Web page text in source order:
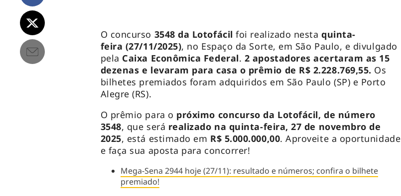
O concurso 3548 da Lotofácil foi realizado nestaquinta-
feira (27/11/2025), no Espaço da Sorte, em São Paulo, e divulgado
pela Caixa Econômica Federal. 2 apostadores acertaram as 15
dezenas e levaram para casa o prêmio de R$ 2.228.769,55. Os
bilhetes premiados foram adquiridos em São Paulo (SP) e Porto
Alegre (RS).
O prêmio para o próximo concurso da Lotofácil, de número
3548, que será realizado na quinta-feira, 27 de novembro de
2025, está estimado em R$ 5.000.000,00. Aproveite a oportunidade
e faça sua aposta para concorrer!
Mega-Sena 2944 hoje (27/11): resultado e números; confira o bilhete
premiado!